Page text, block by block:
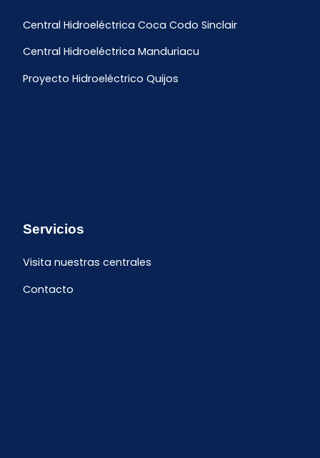
Central Hidroeléctrica Coca Codo Sinclair
Central Hidroeléctrica Manduriacu
Proyecto Hidroeléctrico Quijos
Servicios
Visita nuestras centrales
Contacto